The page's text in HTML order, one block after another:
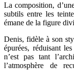
La composition,
subtils entre les
émane de la figure
Denis, fidèle à son
épurées, réduisant
n’est pas tant
l’atmosphère de